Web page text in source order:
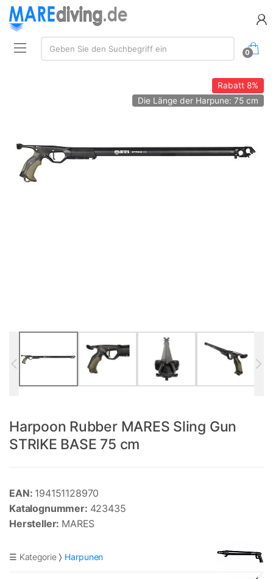
Suche:
Geben Sie den Suchbegriff ein
0
Rabatt8%
Die Länge der Harpune: 75 cm
Harpoon Rubber MARES Sling Gun
STRIKE BASE 75 cm
EAN: 194151128970
Katalognummer: 423435
Hersteller: MARES
☰ Kategorie Harpunen